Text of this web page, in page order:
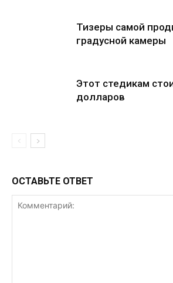
Тизеры самой
градусной камеры
Этот стедикам
долларов
ОСТАВЬТЕ ОТВЕТ